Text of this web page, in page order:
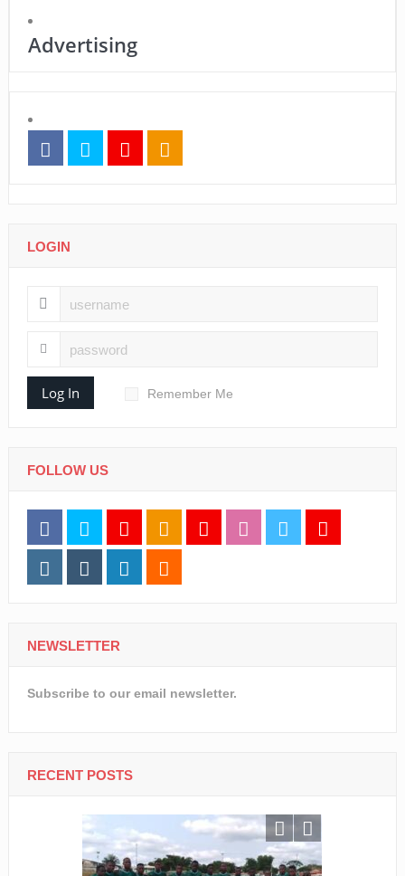
Advertising
LOGIN
Log In Remember Me
FOLLOW US
NEWSLETTER
Subscribe to our email newsletter.
RECENT POSTS